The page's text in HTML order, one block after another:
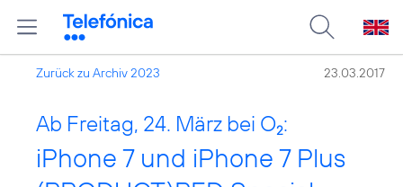
Zurück zu Archiv 2023 23.03.2017
Ab Freitag, 24. März bei O2:
iPhone 7 und iPhone 7 Plus